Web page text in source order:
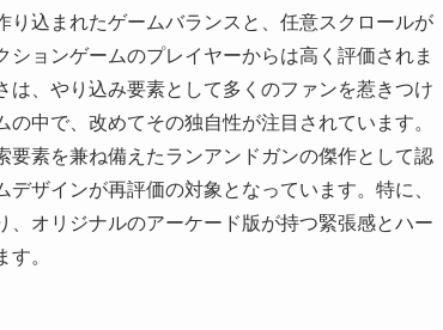
込まれたゲームバランスと、任意スクロールが
ョンゲームのプレイヤーからは高く評価されま
、やり込み要素として多くのファンを惹きつけ
中で、改めてその独自性が注目されています。
素を兼ね備えたランアンドガンの傑作として認
ザインが再評価の対象となっています。特に、
オリジナルのアーケード版が持つ緊張感とハー
。